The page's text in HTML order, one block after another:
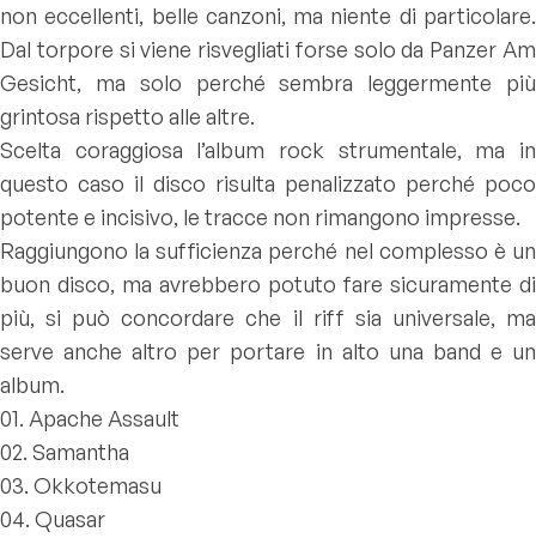
non eccellenti, belle canzoni, ma niente di particolare.
Dal torpore si viene risvegliati forse solo da Panzer Am
Gesicht, ma solo perché sembra leggermente più
grintosa rispetto alle altre.
Scelta coraggiosa l’album rock strumentale, ma in
questo caso il disco risulta penalizzato perché poco
potente e incisivo, le tracce non rimangono impresse.
Raggiungono la sufficienza perché nel complesso è un
buon disco, ma avrebbero potuto fare sicuramente di
più, si può concordare che il riff sia universale, ma
serve anche altro per portare in alto una band e un
album.
01. Apache Assault
02. Samantha
03. Okkotemasu
04. Quasar